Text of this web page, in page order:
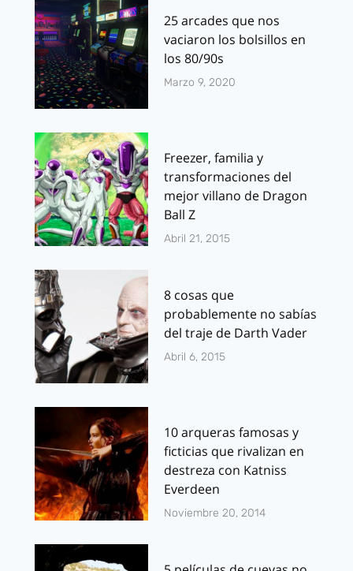
25 arcades que nos
vaciaron los bolsillos en
los 80/90s
Marzo 9, 2020
Freezer, familia y
transformaciones del
mejor villano de Dragon
Ball Z
Abril 21, 2015
8 cosas que
probablemente no sabías
del traje de Darth Vader
Abril 6, 2015
10 arqueras famosas y
ficticias que rivalizan en
destreza con Katniss
Everdeen
Noviembre 20, 2014